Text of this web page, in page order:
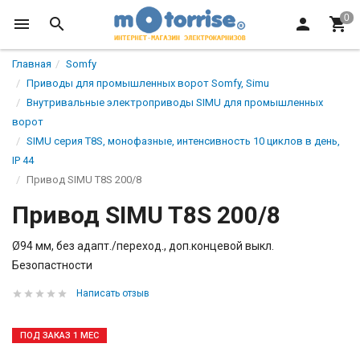
Главная
Somfy
Приводы для промышленных ворот Somfy, Simu
Внутривальные электроприводы SIMU для промышленных
ворот
SIMU серия T8S, монофазные, интенсивность 10 циклов в день,
IP 44
Привод SIMU T8S 200/8
Привод SIMU T8S 200/8
Ø94 мм, без адапт./переход., доп.концевой выкл.
Безопастности
Написать отзыв
ПОД ЗАКАЗ 1 МЕС